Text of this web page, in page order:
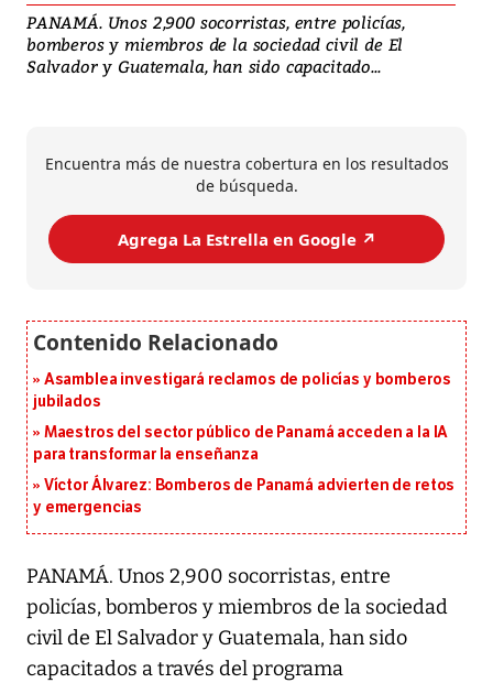
PANAMÁ. Unos 2,900 socorristas, entre policías,
bomberos y miembros de la sociedad civil de El
Salvador y Guatemala, han sido capacitado...
Encuentra más de nuestra cobertura en los resultados
de búsqueda.
Agrega La Estrella en Google ↗️
Asamblea investigará reclamos de policías y bomberos
jubilados
Maestros del sector público de Panamá acceden a la IA
para transformar la enseñanza
Víctor Álvarez: Bomberos de Panamá advierten de retos
y emergencias
PANAMÁ. Unos 2,900 socorristas, entre
policías, bomberos y miembros de la sociedad
civil de El Salvador y Guatemala, han sido
capacitados a través del programa